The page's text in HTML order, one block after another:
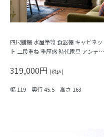
四尺膳棚 水屋箪笥 食器棚 キャビネッ
ト 二段重ね 重厚感 時代家具 アンティ
家
319,000円 (税込)
幅 119 奥行 45.5 高さ 163